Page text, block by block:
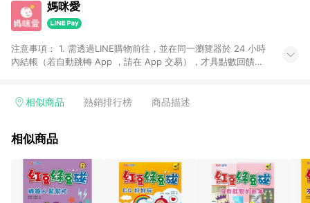
媽咪愛
注意事項： 1. 需透過LINE購物前往，並在同一瀏覽器於 24 小時
內結帳（若自動跳轉 App ，請在 App 交易），才具點數回饋資
請更新至 3.9 才具贈點資格。 5. 點數將於廠商出貨後 30 天後發
車標示為準。 7. LINE購物導購回饋無法與媽咪愛站上折價券並
商品類別不回饋，請參考以下列表：童書館出清 / Switch 遊戲片
/ 瑪利歐玩具 / LEGO樂高 / 尿布 / 橋樑書 / 中高年級推薦書單 /
行李箱 / 寶寶攝影機 / 雞精&鱸魚精 / 美妝保養 / 居家防護 / 暢銷
相似商品 熱銷排行榜 商品描述
相似商品